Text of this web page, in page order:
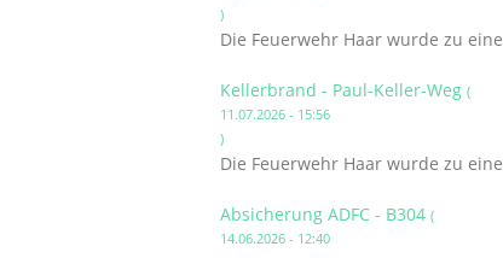
)
Die Feuerwehr Haar wurde zu
Kellerbrand - Paul-Keller-Weg (
11.07.2026 - 15:56
)
Die Feuerwehr Haar wurde zu
Absicherung ADFC - B304 (
14.06.2026 - 12:40